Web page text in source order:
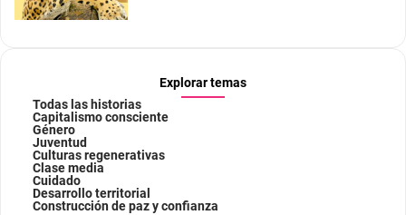
Explorar temas
Todas las historias
Capitalismo consciente
Género
Juventud
Culturas regenerativas
Clase media
Cuidado
Desarrollo territorial
Construcción de paz y confianza